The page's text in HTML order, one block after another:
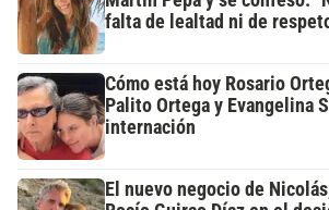
falta de lealtad ni de
Cómo está hoy Rosario
Palito Ortega y Evangelina
internación
El nuevo negocio de